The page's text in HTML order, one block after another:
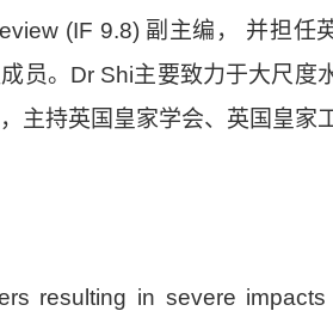
(IF 9.8) 副主编， 并担任
员。Dr Shi主要致力于大尺度
主持英国皇家学会、英国皇家
resulting in severe impacts